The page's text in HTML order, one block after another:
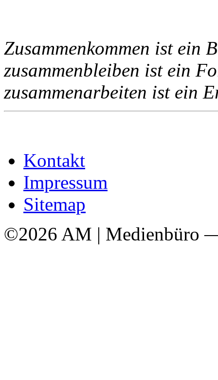
Zusammenkommen ist ein
zusammenbleiben ist ein
zusammenarbeiten ist ein
Kontakt
Impressum
Sitemap
©2026 AM | Medienbüro